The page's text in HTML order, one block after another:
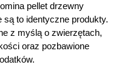
pellet drzewny
są to identyczne produkty.
z myślą o zwierzętach,
oraz pozbawione